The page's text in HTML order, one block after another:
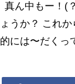
真ん中もー！(
ょうか？ これ
的には〜だくっ